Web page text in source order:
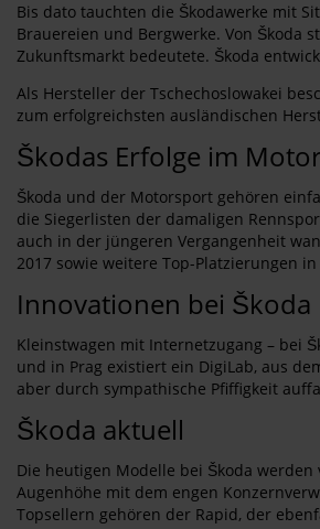
Bis dato tauchten die Škodawerke mit
Brauereien und Bergwerke. Von Škoda
Zukunftsmarkt bedeutete. Škoda
Als Hersteller der Tschechoslowakei
zum erfolgreichsten ausländischen
Škodas Erfolge im
Škoda und der Motorsport gehören
die Siegerlisten der damaligen
auch in der jüngeren Vergangenheit
2017 sowie weitere Top-Platzierungen
Innovationen bei Škoda
Kleinstwagen mit Internetzugang – bei
und in Prag existiert ein DigiLab, aus
aber durch sympathische Pfiffigkeit
Škoda aktuell
Die heutigen Modelle bei Škoda
Augenhöhe mit dem engen
Topsellern gehören der Rapid, der